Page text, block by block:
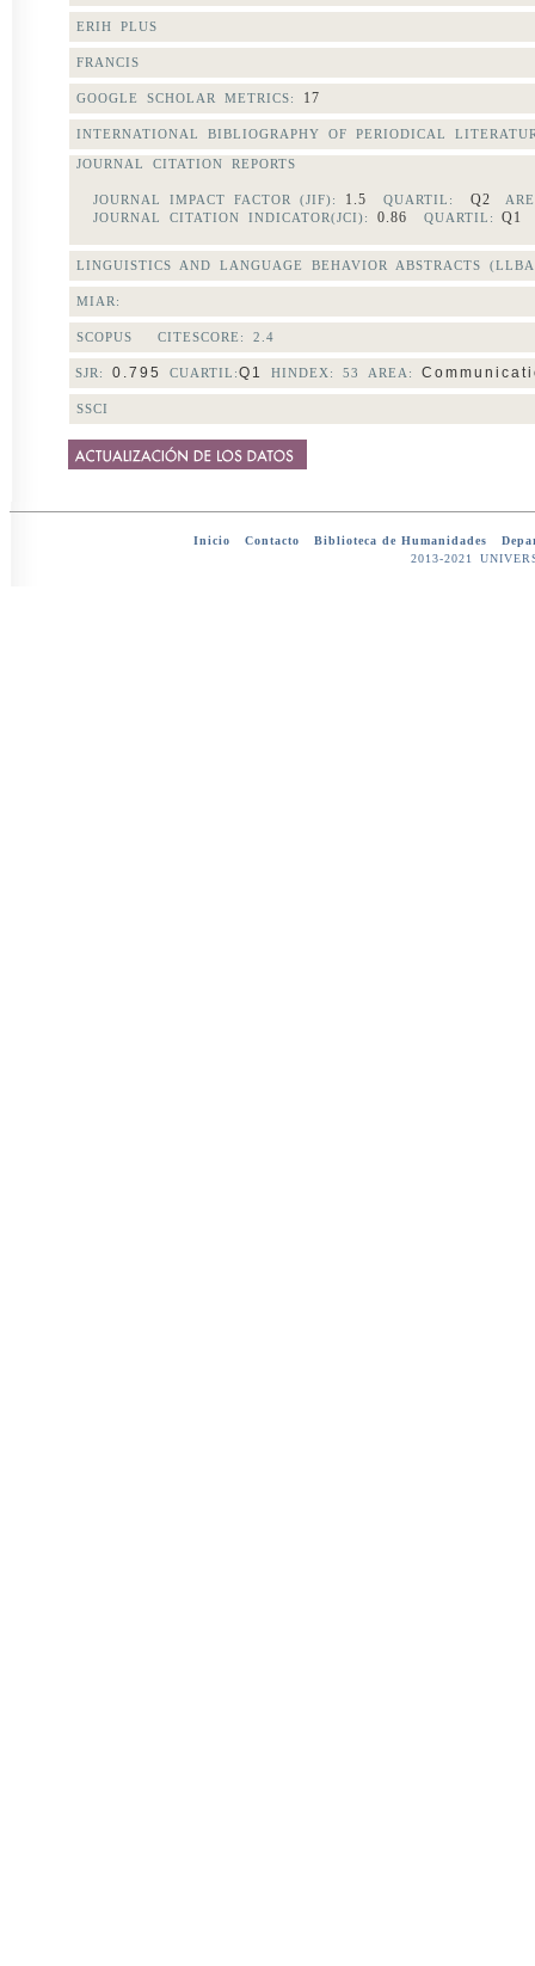
ERIH PLUS
FRANCIS
GOOGLE SCHOLAR METRICS: 17
INTERNATIONAL BIBLIOGRAPHY OF PERIODICAL
JOURNAL CITATION REPORTS
JOURNAL IMPACT FACTOR (JIF): 1.5 QUARTIL:Q2
JOURNAL CITATION INDICATOR(JCI):0.86 QUARTIL:
LINGUISTICS AND LANGUAGE BEHAVIOR ABSTRACTS
MIAR:
SCOPUS CITESCORE:2.4
SJR:0.795 CUARTIL:Q1 HINDEX: 53 AREA:
SSCI
Inicio Contacto Biblioteca de Humanidades
2013-2021